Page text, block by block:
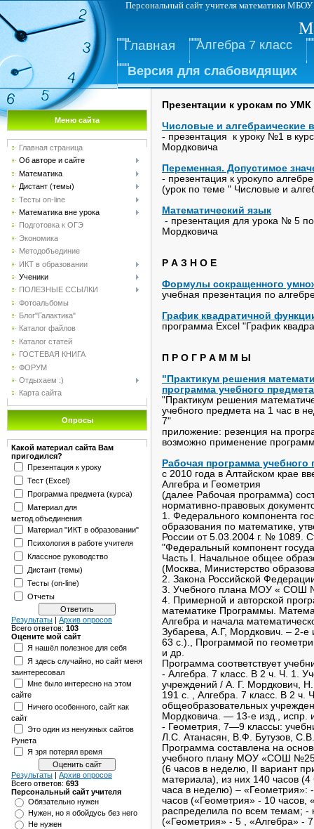
Персональный сайт учителя
Главная Алгебра 7 класс
Версия для слабовидящих
Меню сайта
Главная страница
Об авторе и сайте
Математика
Дистант (темы)
Тесты on-line
Математика вне урока
Подготовка к ОГЭ
Экономика
Методобъединие
ИКТ в образовании
Ученики
ПОЛЕЗНЫЕ ССЫЛКИ
Фотоальбомы
Блог"Галактика"
Каталог файлов
Каталог статей
ГОСТЕВАЯ КНИГА
ФОРУМ
Отдыхаем :)
Карта сайта
Опросы
Какой материал сайта Вам
пригодился?
Презентация к уроку
Тест (Excel)
Программа предмета (курса)
Материал для
метод.объединения
Материал "ИКТ в образовании"
Психология в работе учителя
Классное руководство
Дистант (темы)
Тесты (on-line)
Отчеты
Результаты | Архив опросов
Всего ответов: 103
Оцените мой сайт
Я нашёл полезное для себя
Я здесь случайно, но сайт меня
заинтересовал
Мне было интересно на этом
сайте
Ничего особенного, сайт как
сайт
Это один из ненужных сайтов
Рунета
Я зря потерял время
Результаты | Архив опросов
Всего ответов: 693
Персональный сайт учителя
Обязательно нужен
Нужен, но я обойдусь без него
Не нужен
Презентации к урокам по
Числовые и алгебраические
- презентация к уроку №1 в
Мордковича
Переменная. Допустимое
- презентация к урокупо
(урок по теме " Числовые и
Математический язык
- презентация для урока № 5
Мордковича
Р А З Н О Е
Формулы сокращенного
учебная презентация по
График квадратичной
программа Excel "График
П Р О Г Р А М М Ы
"Практикум решения
программа учебного
"Практикум решения
учебного предмета на 1 час в
7"
приложение: резенция на
возможно применение
Рабочая программа
с 2010 года в Алтайском крае
Алгебра и Геометрия
(далее Рабочая программа)
нормативно-правовых
1. Федерального компонента
образования по математике,
России от 5.03.2004 г. № 1089.
"Федеральный компонент
Часть I. Начальное общее
(Москва, Министерство
2. Закона Российской
3. Учебного плана МОУ « СОШ
4. Примерной и авторской
математике Программы.
Алгебра и начала
Зубарева, А.Г, Мордкович. – 2-
63 с.)., Программой по
и др.
Программа соответствует
- Алгебра. 7 класс. В 2 ч. Ч. 1.
учреждений / А. Г. Мордкович,
191 с. , Алгебра. 7 класс. В 2 ч.
общеобразовательных
Мордковича. — 13-е изд.,
- Геометрия, 7—9 классы:
Л.С. Атанасян, В.Ф. Бутузов,
Программа составлена на
учебного плану МОУ «СОШ №25»
(6 часов в неделю, II вариант
материала), из них 140 часов
часа в неделю) – «Геометрия»:
часов («Геометрия» - 10 часов,
распределила по всем темам; -
(«Геометрия» - 5 , «Алгебра» -